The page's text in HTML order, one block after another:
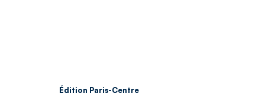
Édition Paris-Centre